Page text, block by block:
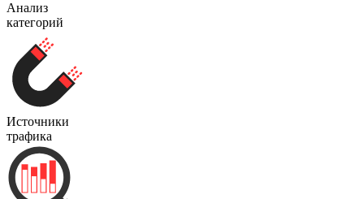
Анализ
категорий
Источники
трафика